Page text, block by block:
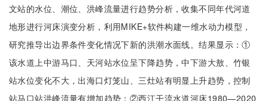
文站的水位、潮位、洪峰流量进行趋势分析，收集不同年代河道
地形进行河床演变分析，利用MIKE+软件构建一维水动力模型，
研究推导出边界条件变化情况下新的洪潮水面线。结果显示：①
该水道上中游马口、天河站水位呈下降趋势，中下游大敖、竹银
站水位变化不大，出海口灯笼山、三灶站有明显上升趋势，控制
站马口站洪峰流量有增加趋势；②西江干流水道河床1980—2020